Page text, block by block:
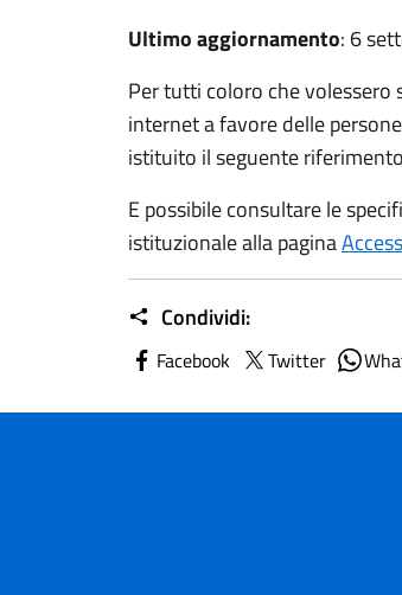
Ultimo aggiornamento: 6
Per tutti coloro che volessero
internet a favore delle
istituito il seguente
E possibile consultare le
istituzionale alla pagina
Condividi:
Facebook Twitter